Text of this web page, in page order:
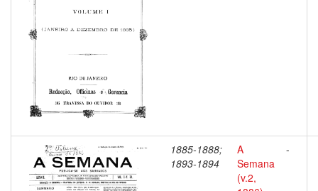
1885-1888;
1893-1894
A
Semana
(v.2,
-